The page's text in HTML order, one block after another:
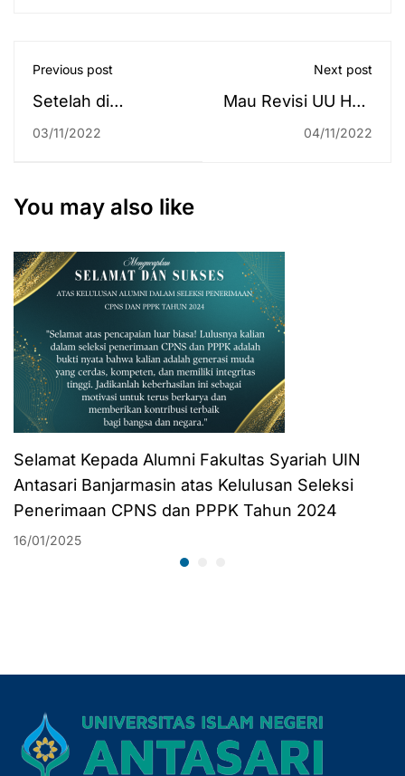
Previous post
Setelah di
Mataram, Dirjen
03/11/2022
Next post
Mau Revisi UU Haji,
Komisi VIII DPR RI
04/11/2022
You may also like
Selamat Kepada Alumni Fakultas Syariah UIN
Antasari Banjarmasin atas Kelulusan Seleksi
Penerimaan CPNS dan PPPK Tahun 2024
16/01/2025